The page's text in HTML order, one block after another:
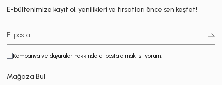
E-bültenimize kayıt ol, yenilikleri ve fırsatları önce sen keşfet!
Kampanya ve duyurular hakkında e-posta almak istiyorum.
Mağaza Bul